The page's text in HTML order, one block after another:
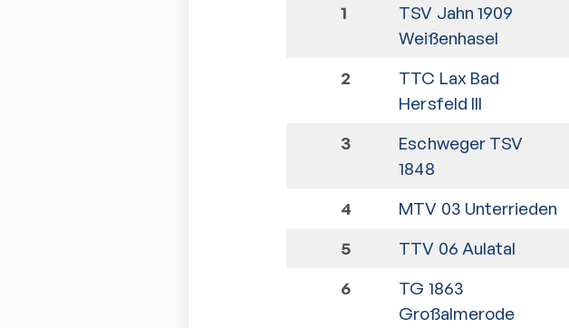
1
TSV Jahn 1909
Weißenhasel
2
TTC Lax Bad
Hersfeld III
3
Eschweger TSV
1848
4 MTV 03 Unterrieden
5
TTV 06 Aulatal
6
TG 1863
Großalmerode